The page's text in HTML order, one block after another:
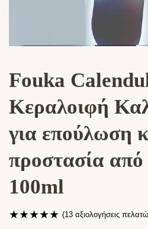
Fouka
Κεραλοιφή
για επούλωση
προστασία από
100ml
★★★★★ (13 αξιολογήσεις